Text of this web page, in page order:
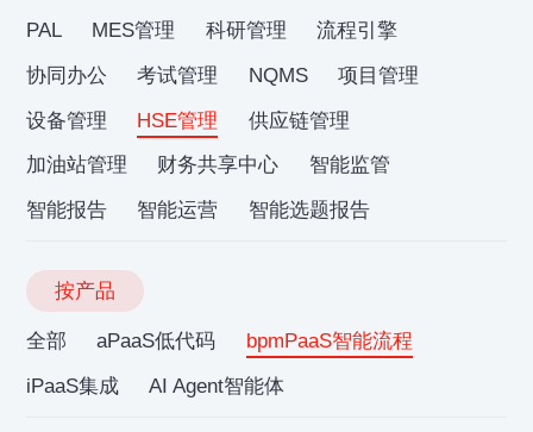
PAL
MES管理 科研管理
流程引擎
协同办公
考试管理 NQMS
项目管理
设备管理
HSE管理
供应链管理
加油站管理
财务共享中心
智能监管
智能报告
智能运营 智能选题报告
按产品
全部 aPaaS低代码
bpmPaaS智能流程
iPaaS集成
AI Agent智能体